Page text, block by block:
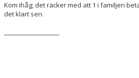
Kom ihåg; det räcker med att 1 i familjen
det klart sen.